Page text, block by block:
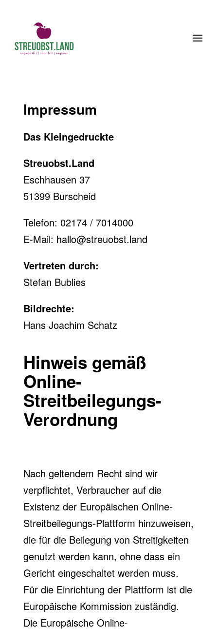
Impressum
Das Kleingedruckte
Streuobst.Land
Eschhausen 37
51399 Burscheid
Telefon: 02174 / 7014000
E-Mail: hallo@streuobst.land
Vertreten durch:
Stefan Bublies
Bildrechte:
Hans Joachim Schatz
Hinweis gemäß
Online-
Streitbeilegungs-
Verordnung
Nach geltendem Recht sind wir
verpflichtet, Verbraucher auf die
Existenz der Europäischen Online-
Streitbeilegungs-Plattform hinzuweisen,
die für die Beilegung von Streitigkeiten
genutzt werden kann, ohne dass ein
Gericht eingeschaltet werden muss.
Für die Einrichtung der Plattform ist die
Europäische Kommission zuständig.
Die Europäische Online-